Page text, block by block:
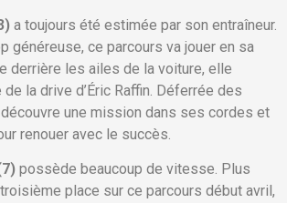
a toujours été estimée par son entraîneur.
généreuse, ce parcours va jouer en sa
derrière les ailes de la voiture, elle
la drive d’Éric Raffin. Déferrée des
une mission dans ses cordes et
renouer avec le succès.
possède beaucoup de vitesse. Plus
place sur ce parcours début avril,